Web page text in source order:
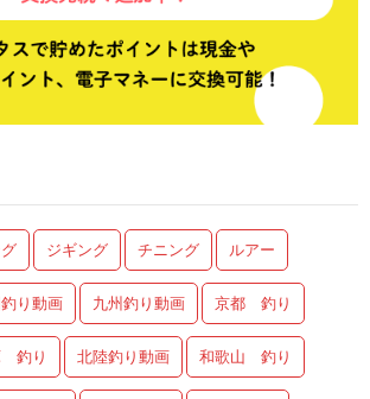
ジギング チニング ルアー
り動画 九州釣り動画 京都 釣り
釣り 北陸釣り動画 和歌山 釣り